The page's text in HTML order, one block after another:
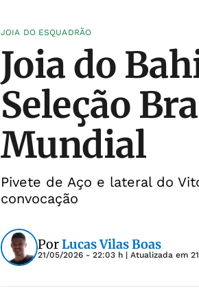
JOIA DO ESQUADRÃO
Joia do
Seleção
Mundial
Pivete de Aço e lateral do
convocação
PorLucas Vilas Boas
21/05/2026 - 22:03 h | Atualizada em